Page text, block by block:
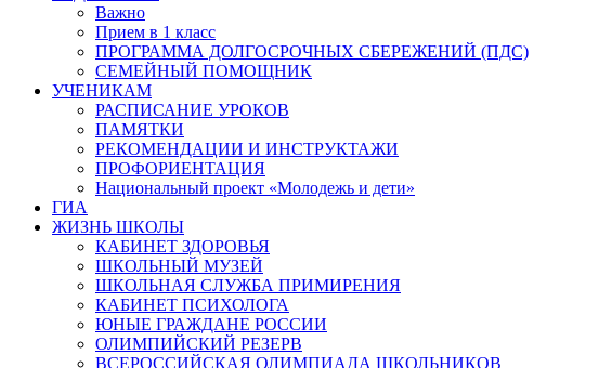
Важно
Прием в 1 класс
ПРОГРАММА ДОЛГОСРОЧНЫХ СБЕРЕЖЕНИЙ (ПДС)
СЕМЕЙНЫЙ ПОМОЩНИК
УЧЕНИКАМ
РАСПИСАНИЕ УРОКОВ
ПАМЯТКИ
РЕКОМЕНДАЦИИ И ИНСТРУКТАЖИ
ПРОФОРИЕНТАЦИЯ
Национальный проект «Молодежь и дети»
ГИА
ЖИЗНЬ ШКОЛЫ
КАБИНЕТ ЗДОРОВЬЯ
ШКОЛЬНЫЙ МУЗЕЙ
ШКОЛЬНАЯ СЛУЖБА ПРИМИРЕНИЯ
КАБИНЕТ ПСИХОЛОГА
ЮНЫЕ ГРАЖДАНЕ РОССИИ
ОЛИМПИЙСКИЙ РЕЗЕРВ
ВСЕРОССИЙСКАЯ ОЛИМПИАДА ШКОЛЬНИКОВ